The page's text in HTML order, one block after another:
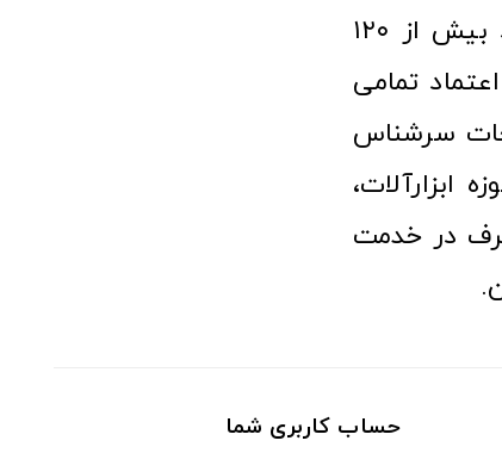
فعالیت در عرصه ابزارآلات و کالاهای صنعتی توانسته مورد اعتماد بیش از ۱۲۰
تمامی
جات سرشناس
در خدمت
حساب کاربری شما